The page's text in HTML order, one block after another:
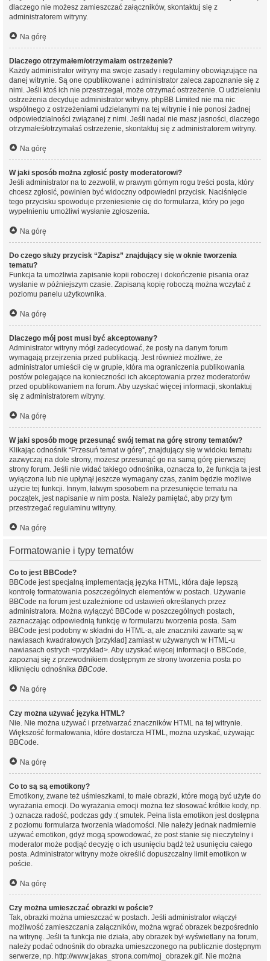
dlaczego nie możesz zamieszczać załączników, skontaktuj się z
administratorem witryny.
Na górę
Dlaczego otrzymałem/otrzymałam ostrzeżenie?
Każdy administrator witryny ma swoje zasady i regulaminy obowiązujące na
danej witrynie. Są one opublikowane i administrator zaleca zapoznanie się z
nimi. Jeśli ktoś ich nie przestrzegał, może otrzymać ostrzeżenie. O udzieleniu
ostrzeżenia decyduje administrator witryny. phpBB Limited nie ma nic
wspólnego z ostrzeżeniami udzielanymi na tej witrynie i nie ponosi żadnej
odpowiedzialności związanej z nimi. Jeśli nadal nie masz jasności, dlaczego
otrzymałeś/otrzymałaś ostrzeżenie, skontaktuj się z administratorem witryny.
Na górę
W jaki sposób można zgłosić posty moderatorowi?
Jeśli administrator na to zezwolił, w prawym górnym rogu treści posta, który
chcesz zgłosić, powinien być widoczny odpowiedni przycisk. Naciśnięcie
tego przycisku spowoduje przeniesienie cię do formularza, który po jego
wypełnieniu umożliwi wysłanie zgłoszenia.
Na górę
Do czego służy przycisk “Zapisz” znajdujący się w oknie tworzenia
tematu?
Funkcja ta umożliwia zapisanie kopii roboczej i dokończenie pisania oraz
wysłanie w późniejszym czasie. Zapisaną kopię roboczą można wczytać z
poziomu panelu użytkownika.
Na górę
Dlaczego mój post musi być akceptowany?
Administrator witryny mógł zadecydować, że posty na danym forum
wymagają przejrzenia przed publikacją. Jest również możliwe, że
administrator umieścił cię w grupie, która ma ograniczenia publikowania
postów polegające na konieczności ich akceptowania przez moderatorów
przed opublikowaniem na forum. Aby uzyskać więcej informacji, skontaktuj
się z administratorem witryny.
Na górę
W jaki sposób mogę przesunąć swój temat na górę strony tematów?
Klikając odnośnik “Przesuń temat w górę”, znajdujący się w widoku tematu
zazwyczaj na dole strony, możesz przesunąć go na samą górę pierwszej
strony forum. Jeśli nie widać takiego odnośnika, oznacza to, że funkcja ta jest
wyłączona lub nie upłynął jeszcze wymagany czas, zanim będzie możliwe
użycie tej funkcji. Innym, łatwym sposobem na przesunięcie tematu na
początek, jest napisanie w nim posta. Należy pamiętać, aby przy tym
przestrzegać regulaminu witryny.
Na górę
Formatowanie i typy tematów
Co to jest BBCode?
BBCode jest specjalną implementacją języka HTML, która daje lepszą
kontrolę formatowania poszczególnych elementów w postach. Używanie
BBCode na forum jest uzależnione od ustawień określanych przez
administratora. Można wyłączyć BBCode w poszczególnych postach,
zaznaczając odpowiednią funkcję w formularzu tworzenia posta. Sam
BBCode jest podobny w składni do HTML-a, ale znaczniki zawarte są w
nawiasach kwadratowych [przykład] zamiast w używanych w HTML-u
nawiasach ostrych <przykład>. Aby uzyskać więcej informacji o BBCode,
zapoznaj się z przewodnikiem dostępnym ze strony tworzenia posta po
kliknięciu odnośnika BBCode.
Na górę
Czy można używać języka HTML?
Nie. Nie można używać i przetwarzać znaczników HTML na tej witrynie.
Większość formatowania, które dostarcza HTML, można uzyskać, używając
BBCode.
Na górę
Co to są są emotikony?
Emotikony, zwane też uśmieszkami, to małe obrazki, które mogą być użyte do
wyrażania emocji. Do wyrażania emocji można też stosować krótkie kody, np.
:) oznacza radość, podczas gdy :( smutek. Pełna lista emotikon jest dostępna
z poziomu formularza tworzenia wiadomości. Nie należy jednak nadmiernie
używać emotikon, gdyż mogą spowodować, że post stanie się nieczytelny i
moderator może podjąć decyzję o ich usunięciu bądź też usunięciu całego
posta. Administrator witryny może określić dopuszczalny limit emotikon w
poście.
Na górę
Czy można umieszczać obrazki w poście?
Tak, obrazki można umieszczać w postach. Jeśli administrator włączył
możliwość zamieszczania załączników, można wgrać obrazek bezpośrednio
na witrynę. Jeśli ta funkcja nie działa, aby obrazek był wyświetlany na forum,
należy podać odnośnik do obrazka umieszczonego na publicznie dostępnym
serwerze, np. http://www.jakas_strona.com/moj_obrazek.gif. Nie można